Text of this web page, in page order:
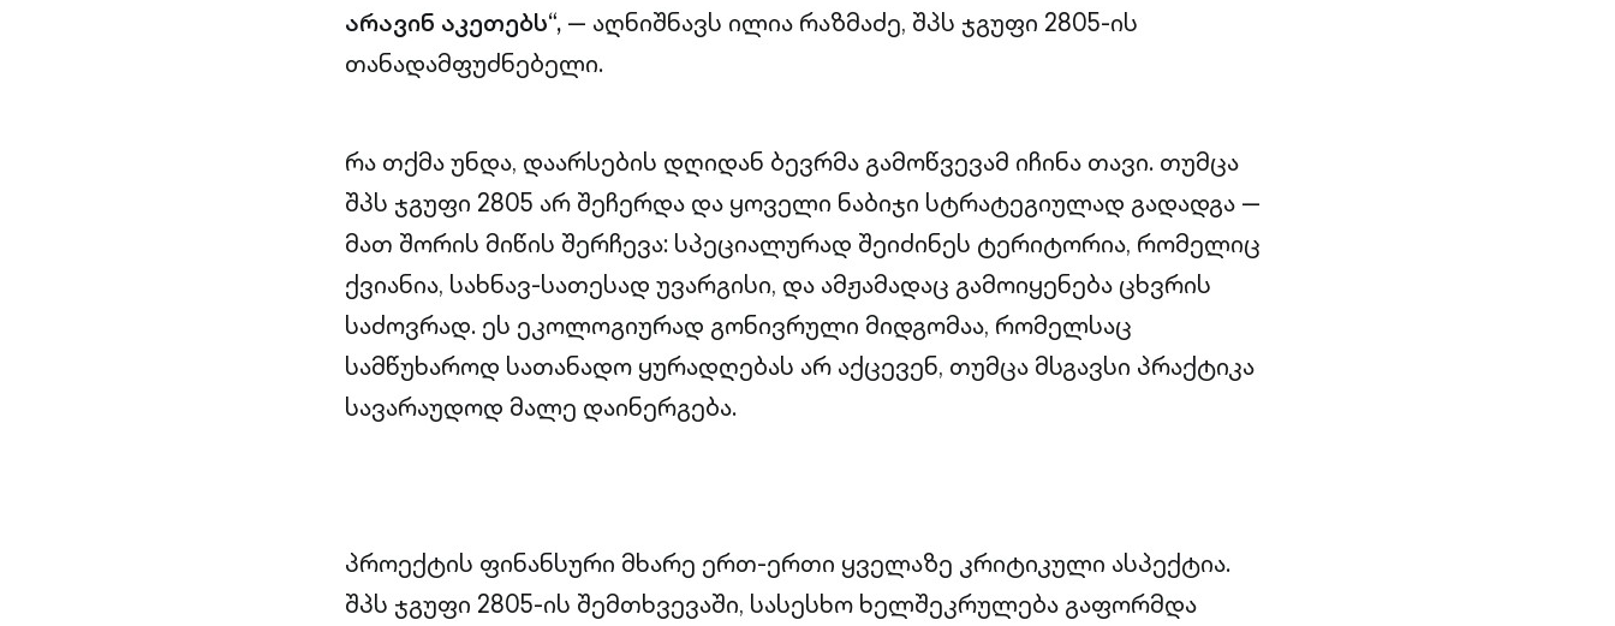
არავინ აკეთებს“, — აღნიშნავს ილია რაზმაძე, შპს ჯგუფი 2805-ის
თანადამფუძნებელი.
რა თქმა უნდა, დაარსების დღიდან ბევრმა გამოწვევამ იჩინა თავი. თუმცა
შპს ჯგუფი 2805 არ შეჩერდა და ყოველი ნაბიჯი სტრატეგიულად გადადგა —
მათ შორის მიწის შერჩევა: სპეციალურად შეიძინეს ტერიტორია, რომელიც
ქვიანია, სახნავ-სათესად უვარგისი, და ამჟამადაც გამოიყენება ცხვრის
საძოვრად. ეს ეკოლოგიურად გონივრული მიდგომაა, რომელსაც
სამწუხაროდ სათანადო ყურადღებას არ აქცევენ, თუმცა მსგავსი პრაქტიკა
სავარაუდოდ მალე დაინერგება.
პროექტის ფინანსური მხარე ერთ-ერთი ყველაზე კრიტიკული ასპექტია.
შპს ჯგუფი 2805-ის შემთხვევაში, სასესხო ხელშეკრულება გაფორმდა